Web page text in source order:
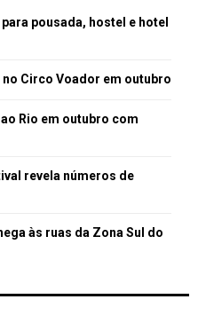
pousada, hostel e hotel
Circo Voador em outubro
Rio em outubro com
revela números de
às ruas da Zona Sul do